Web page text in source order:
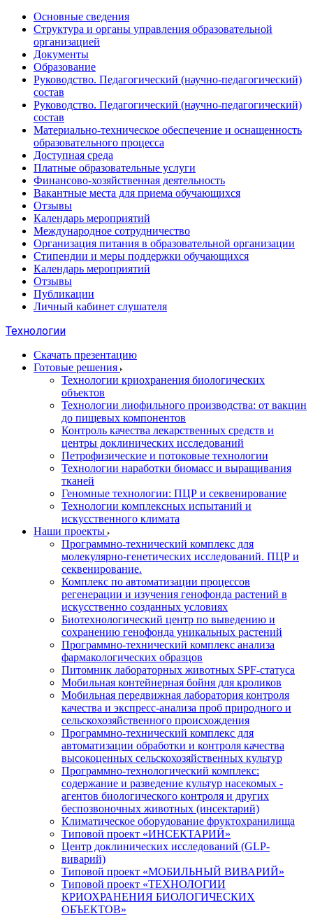
Основные сведения
Структура и органы управления образовательной
организацией
Документы
Образование
Руководство. Педагогический (научно-педагогический)
состав
Руководство. Педагогический (научно-педагогический)
состав
Материально-техническое обеспечение и оснащенность
образовательного процесса
Доступная среда
Платные образовательные услуги
Финансово-хозяйственная деятельность
Вакантные места для приема обучающихся
Отзывы
Календарь мероприятий
Международное сотрудничество
Организация питания в образовательной организации
Стипендии и меры поддержки обучающихся
Календарь мероприятий
Отзывы
Публикации
Личный кабинет слушателя
Технологии
Скачать презентацию
Готовые решения
Технологии криохранения биологических
объектов
Технологии лиофильного производства: от вакцин
до пищевых компонентов
Контроль качества лекарственных средств и
центры доклинических исследований
Петрофизические и потоковые технологии
Технологии наработки биомасс и выращивания
тканей
Геномные технологии: ПЦР и секвенирование
Технологии комплексных испытаний и
искусственного климата
Наши проекты
Программно-технический комплекс для
молекулярно-генетических исследований. ПЦР и
секвенирование.
Комплекс по автоматизации процессов
регенерации и изучения генофонда растений в
искусственно созданных условиях
Биотехнологический центр по выведению и
сохранению генофонда уникальных растений
Программно-технический комплекс анализа
фармакологических образцов
Питомник лабораторных животных SPF-статуса
Мобильная контейнерная бойня для кроликов
Мобильная передвижная лаборатория контроля
качества и экспресс-анализа проб природного и
сельскохозяйственного происхождения
Программно-технический комплекс для
автоматизации обработки и контроля качества
высокоценных сельскохозяйственных культур
Программно-технологический комплекс:
содержание и разведение культур насекомых -
агентов биологического контроля и других
беспозвоночных животных (инсектарий)
Климатическое оборудование фруктохранилища
Типовой проект «ИНСЕКТАРИЙ»
Центр доклинических исследований (GLP-
виварий)
Типовой проект «МОБИЛЬНЫЙ ВИВАРИЙ»
Типовой проект «ТЕХНОЛОГИИ
КРИОХРАНЕНИЯ БИОЛОГИЧЕСКИХ
ОБЪЕКТОВ»